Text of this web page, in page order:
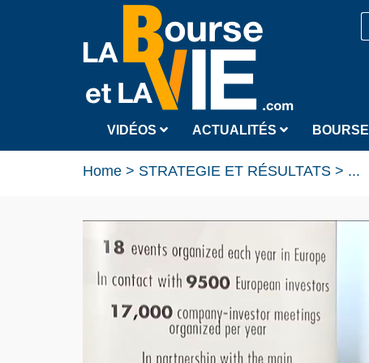
VIDÉOS ACTUALITÉS BOURSE
Home > STRATEGIE ET RÉSULTATS > ...